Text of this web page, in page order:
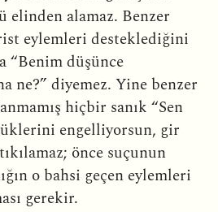
elinden alamaz. Benzer
eylemleri desteklediğini
“Benim düşünce
ne?” diyemez. Yine benzer
hiçbir sanık “Sen
engelliyorsun, gir
önce suçunun
o bahsi geçen eylemleri
gerekir.